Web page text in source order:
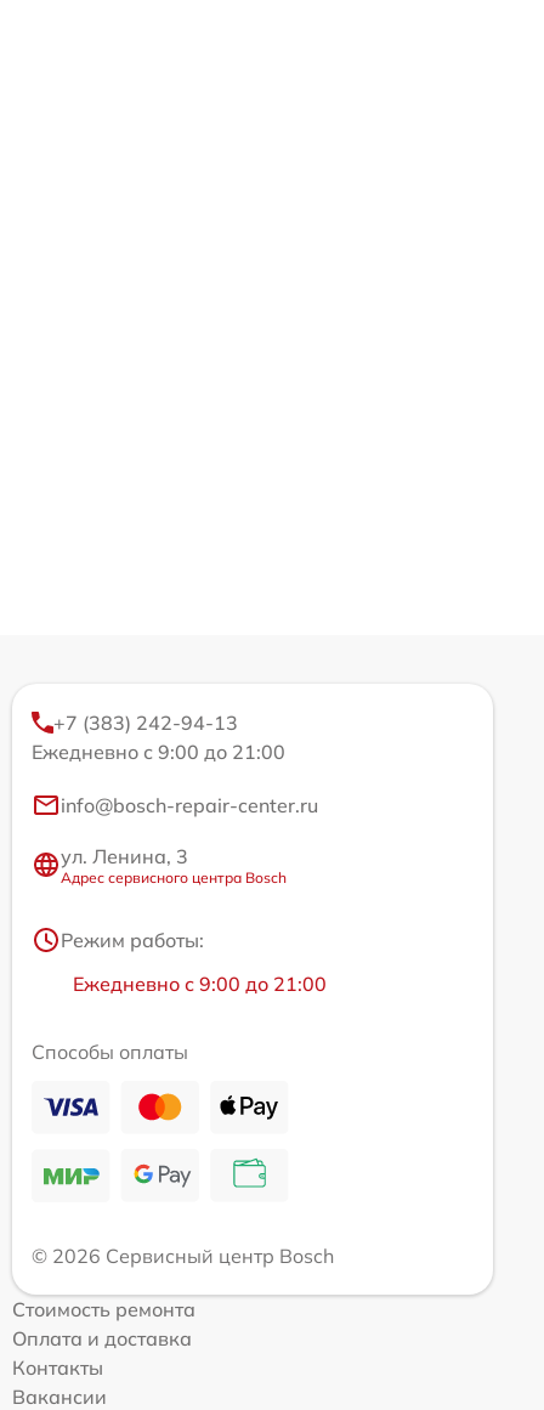
+7 (383) 242-94-13
Ежедневно с 9:00 до 21:00
info@bosch-repair-center.ru
ул. Ленина, 3
Адрес сервисного центра Bosch
Режим работы:
Ежедневно с 9:00 до 21:00
Способы оплаты
© 2026 Сервисный центр Bosch
Стоимость ремонта
Оплата и доставка
Контакты
Вакансии